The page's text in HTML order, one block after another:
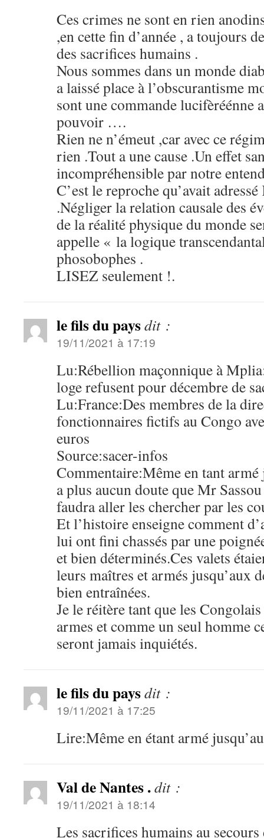
Ces crimes ne sont en rien
,en cette fin d’année , a toujours
des sacrifices humains .
Nous sommes dans un monde
a laissé place à l’obscurantisme
sont une commande lucifèréénne
pouvoir ….
Rien ne n’émeut ,car avec ce
rien .Tout a une cause .Un effet
incompréhensible par notre
C’est le reproche qu’avait
.Négliger la relation causale des
de la réalité physique du monde
appelle « la logique
phosobophes .
LISEZ seulement !.
le fils du paysdit :
19/11/2021 à 17:19
Lu:Rébellion maçonnique à
loge refusent pour décembre de
Lu:France:Des membres de la
fonctionnaires fictifs au Congo
euros
Source:sacer-infos
Commentaire:Même en tant armé
a plus aucun doute que Mr
faudra aller les chercher par les
Et l’histoire enseigne comment
lui ont fini chassés par une
et bien déterminés.Ces valets
leurs maîtres et armés jusqu’aux
bien entraînées.
Je le réitère tant que les
armes et comme un seul homme
seront jamais inquiétés.
le fils du paysdit :
19/11/2021 à 17:25
Lire:Même en étant armé
Val de Nantes .dit :
19/11/2021 à 18:14
Les sacrifices humains au